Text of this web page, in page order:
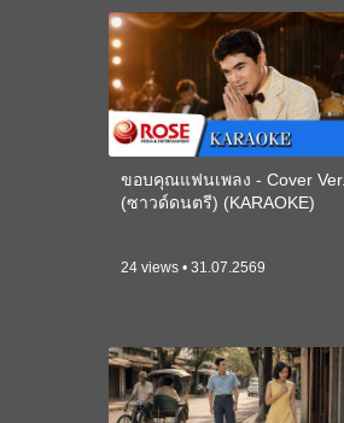
ขอบคุณแฟนเพลง - Cover Ver.
(ซาวด์ดนตรี) (KARAOKE)
24 views • 31.07.2569